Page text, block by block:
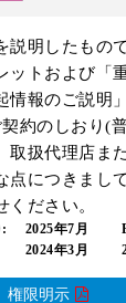
説明したもの
ットおよび
情報のご説明
約のしおり(
取扱代理店ま
点につきまし
ださい。
2025年7月
2024年3月
権限明示